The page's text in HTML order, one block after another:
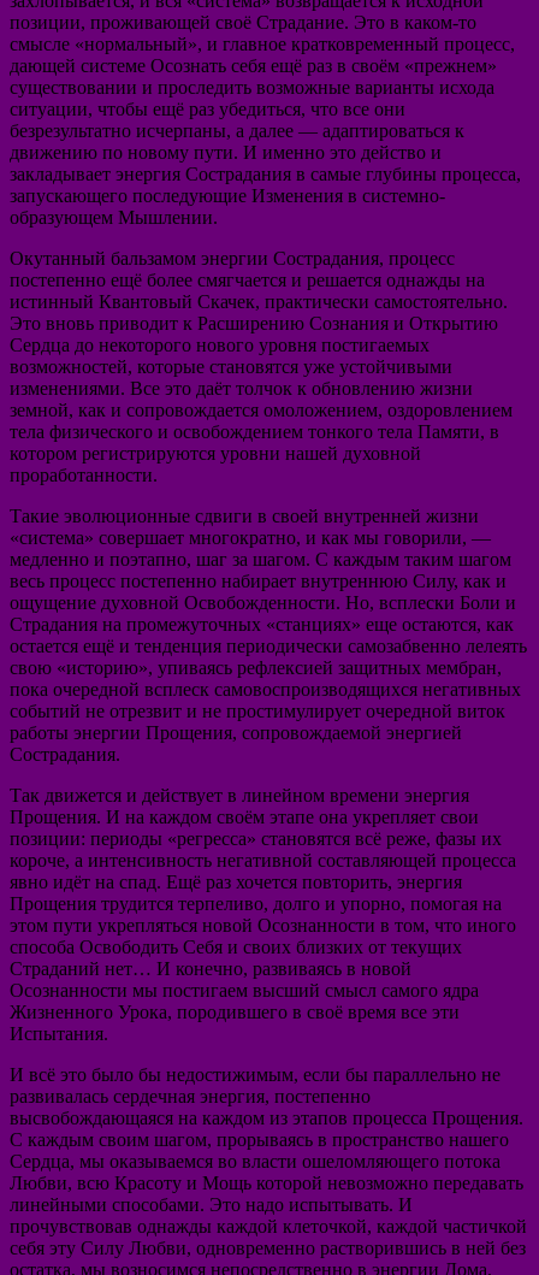
позиции, проживающей своё Страдание. Это в каком-то
смысле «нормальный», и главное кратковременный процесс,
дающей системе Осознать себя ещё раз в своём «прежнем»
существовании и проследить возможные варианты исхода
ситуации, чтобы ещё раз убедиться, что все они
безрезультатно исчерпаны, а далее — адаптироваться к
движению по новому пути. И именно это действо и
закладывает энергия Сострадания в самые глубины процесса,
запускающего последующие Изменения в системно-
образующем Мышлении.
Окутанный бальзамом энергии Сострадания, процесс
постепенно ещё более смягчается и решается однажды на
истинный Квантовый Скачек, практически самостоятельно.
Это вновь приводит к Расширению Сознания и Открытию
Сердца до некоторого нового уровня постигаемых
возможностей, которые становятся уже устойчивыми
изменениями. Все это даёт толчок к обновлению жизни
земной, как и сопровождается омоложением, оздоровлением
тела физического и освобождением тонкого тела Памяти, в
котором регистрируются уровни нашей духовной
проработанности.
Такие эволюционные сдвиги в своей внутренней жизни
«система» совершает многократно, и как мы говорили, —
медленно и поэтапно, шаг за шагом. С каждым таким шагом
весь процесс постепенно набирает внутреннюю Силу, как и
ощущение духовной Освобожденности. Но, всплески Боли и
Страдания на промежуточных «станциях» еще остаются, как
остается ещё и тенденция периодически самозабвенно лелеять
свою «историю», упиваясь рефлексией защитных мембран,
пока очередной всплеск самовоспроизводящихся негативных
событий не отрезвит и не простимулирует очередной виток
работы энергии Прощения, сопровождаемой энергией
Сострадания.
Так движется и действует в линейном времени энергия
Прощения. И на каждом своём этапе она укрепляет свои
позиции: периоды «регресса» становятся всё реже, фазы их
короче, а интенсивность негативной составляющей процесса
явно идёт на спад. Ещё раз хочется повторить, энергия
Прощения трудится терпеливо, долго и упорно, помогая на
этом пути укрепляться новой Осознанности в том, что иного
способа Освободить Себя и своих близких от текущих
Страданий нет… И конечно, развиваясь в новой
Осознанности мы постигаем высший смысл самого ядра
Жизненного Урока, породившего в своё время все эти
Испытания.
И всё это было бы недостижимым, если бы параллельно не
развивалась сердечная энергия, постепенно
высвобождающаяся на каждом из этапов процесса Прощения.
С каждым своим шагом, прорываясь в пространство нашего
Сердца, мы оказываемся во власти ошеломляющего потока
Любви, всю Красоту и Мощь которой невозможно передавать
линейными способами. Это надо испытывать. И
прочувствовав однажды каждой клеточкой, каждой частичкой
себя эту Силу Любви, одновременно растворившись в ней без
остатка, мы возносимся непосредственно в энергии Дома,